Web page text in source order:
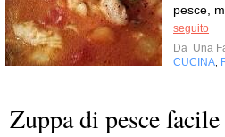
pesce,
seguito
Da Una
CUCINA
Zuppa di pesce facile